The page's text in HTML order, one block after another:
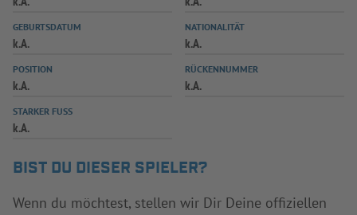
SPIELPLUS
GEBURTSDATUM
k.A.
NATIONALITÄT
k.A.
POSITION
k.A.
RÜCKENNUMMER
k.A.
STARKER FUSS
k.A.
BIST DU DIESER SPIELER?
Wenn du möchtest, stellen wir Dir Deine offiziellen